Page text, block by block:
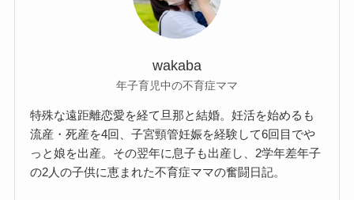
wakaba
年子育児中の不育症ママ
特殊な遠距離恋愛を経て旦那と結婚。妊活を始めるも
流産・死産を4回、子宮頸管妊娠を経験して6回目でや
っと娘を出産。その翌年に息子も出産し、2学年差年子
の2人の子供に恵まれた不育症ママの奮闘日記。